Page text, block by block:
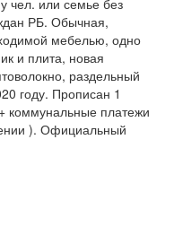
РБ. Обычная,
мебелью, одно
и плита, новая
раздельный
году. Прописан 1
коммунальные платежи
). Официальный